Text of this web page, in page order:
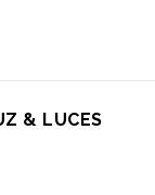
& LUCES